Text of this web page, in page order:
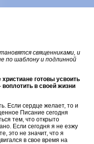
священниками, и
по шаблону и подлинной
готовы усвоить
в своей жизни
Если сердце желает, то и
Писание сегодня
тем, что открыто
Если сегодня я не езжу
это не значит, что я
в свое время на